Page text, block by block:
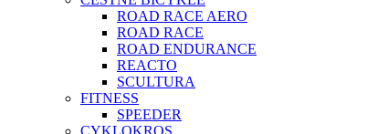
ROAD RACE AERO
ROAD RACE
ROAD ENDURANCE
REACTO
SCULTURA
FITNESS
SPEEDER
CYKLOKROS